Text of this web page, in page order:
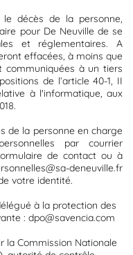
décès de la personne,
pour De Neuville de se
et réglementaires. A
effacées, à moins que
communiquées à un tiers
de l’article 40-1, II
à l'informatique, aux
de la personne en charge
par courrier
de contact ou à
deneuville.fr
votre identité.
à la protection des
: dpo@savencia.com
la Commission Nationale